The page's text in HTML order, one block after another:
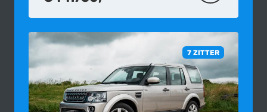
7 ZITTER